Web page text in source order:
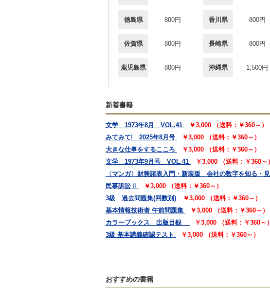
徳島県 800円 香川県 800円
佐賀県 800円 長崎県 800円
鹿児島県 800円 沖縄県 1,500円
新着書籍
文学 1973年8月 VOL.41
￥3,000 （送料：￥360～）
みてみて! 2025年8月号
￥3,000 （送料：￥360～）
大きな仕事をするこころ
￥3,000 （送料：￥360～）
文学 1973年9月号 VOL.41
￥3,000 （送料：￥360～）
〈マンガ〉財務諸表入門・新装版 会社の数字を知る・
民事訴訟Ⅱ
￥3,000 （送料：￥360～）
3級 過去問題集(回数別)
￥3,000 （送料：￥360～）
基本情報技術者 午前問題集
￥3,000 （送料：￥360～）
カラーブックス 出版目録
￥3,000 （送料：￥360～）
3級 基本講義確認テスト
￥3,000 （送料：￥360～）
おすすめの書籍